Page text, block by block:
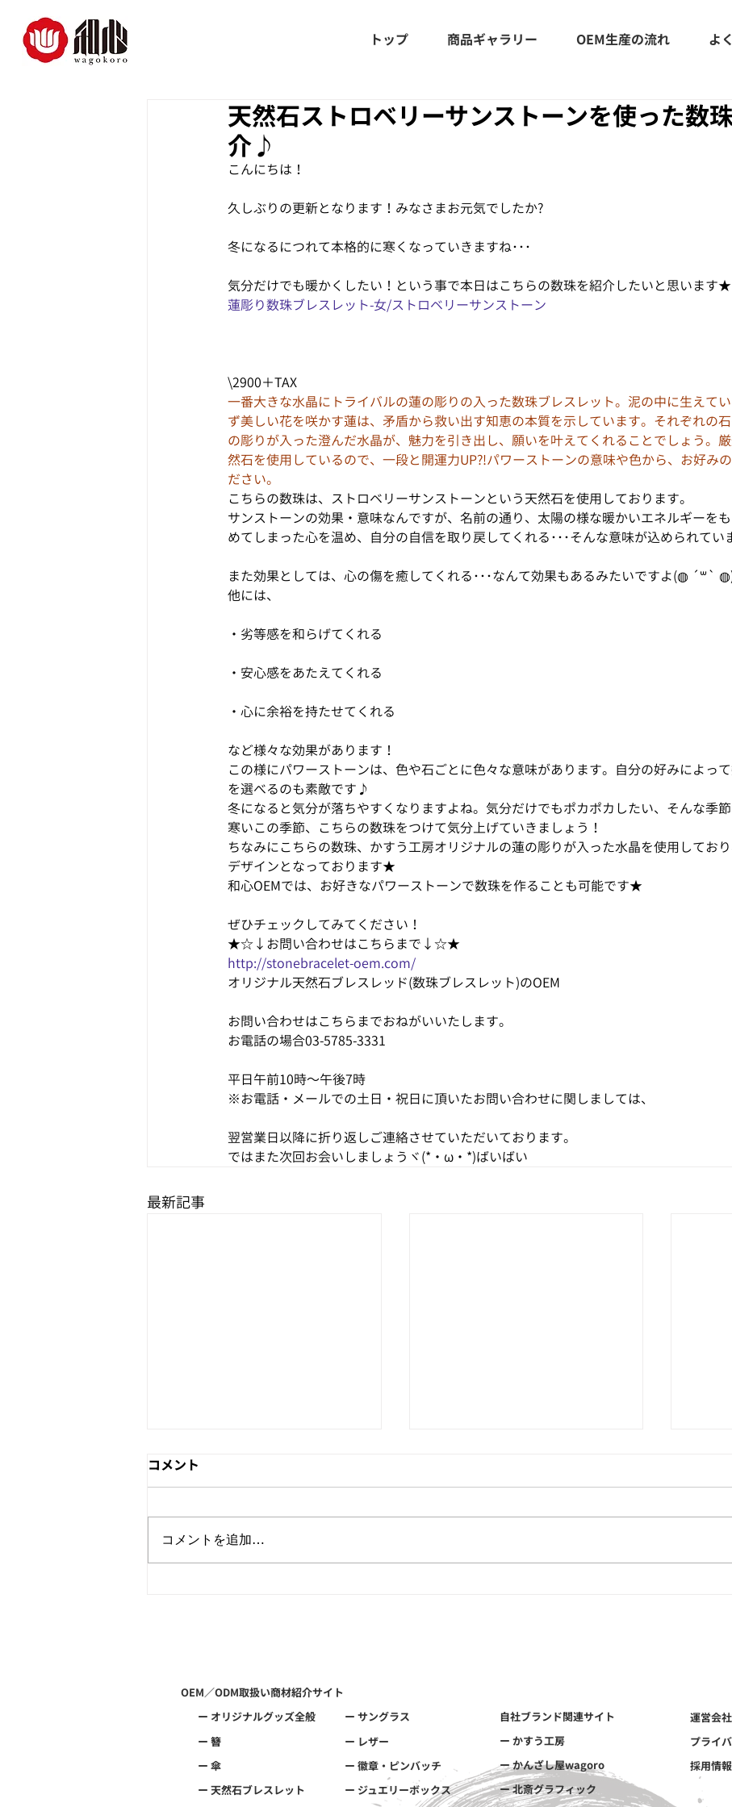
トップ 商品ギャラリー OEM生産の流れ よ
天然石ストロベリーサンストーンを使った数
介♪
こんにちは！
久しぶりの更新となります！みなさまお元気でしたか?
冬になるにつれて本格的に寒くなっていきますね･･･
気分だけでも暖かくしたい！という事で本日はこちらの数珠を紹介したいと思います★
蓮彫り数珠ブレスレット-女/ストロベリーサンストーン
\2900＋TAX
一番大きな水晶にトライバルの蓮の彫りの入った数珠ブレスレット。泥の中に生えて
ず美しい花を咲かす蓮は、矛盾から救い出す知恵の本質を示しています。それぞれの
の彫りが入った澄んだ水晶が、魅力を引き出し、願いを叶えてくれることでしょう。
然石を使用しているので、一段と開運力UP?!パワーストーンの意味や色から、お好み
ださい。
こちらの数珠は、ストロベリーサンストーンという天然石を使用しております。
サンストーンの効果・意味なんですが、名前の通り、太陽の様な暖かいエネルギーを
めてしまった心を温め、自分の自信を取り戻してくれる･･･そんな意味が込められてい
また効果としては、心の傷を癒してくれる･･･なんて効果もあるみたいですよ(◍ ´꒳`
他には、
・劣等感を和らげてくれる
・安心感をあたえてくれる
・心に余裕を持たせてくれる
など様々な効果があります！
この様にパワーストーンは、色や石ごとに色々な意味があります。自分の好みによっ
を選べるのも素敵です♪
冬になると気分が落ちやすくなりますよね。気分だけでもポカポカしたい、そんな季
寒いこの季節、こちらの数珠をつけて気分上げていきましょう！
ちなみにこちらの数珠、かすう工房オリジナルの蓮の彫りが入った水晶を使用してお
デザインとなっております★
和心OEMでは、お好きなパワーストーンで数珠を作ることも可能です★
ぜひチェックしてみてください！
★☆↓お問い合わせはこちらまで↓☆★
http://stonebracelet-oem.com/
オリジナル天然石ブレスレッド(数珠ブレスレット)のOEM
お問い合わせはこちらまでおねがいいたします。
お電話の場合03-5785-3331
平日午前10時～午後7時
※お電話・メールでの土日・祝日に頂いたお問い合わせに関しましては、
翌営業日以降に折り返しご連絡させていただいております。
ではまた次回お会いしましょうヾ(*・ω・*)ばいばい
最新記事
コメント
コメントを追加…
OEM／ODM取扱い商材紹介サイト
ー オリジナルグッズ全般
ー 簪
ー 傘
ー 天然石ブレスレット
ー サングラス
ー レザー
ー 徽章・ピンバッチ
ー ジュエリーボックス
自社ブランド関連サイト
ー かすう工房
ー かんざし屋wagoro
ー 北斎グラフィック
運営会
プライ
採用情報